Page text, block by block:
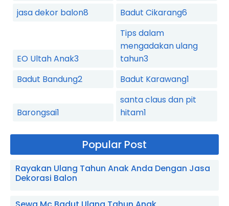
jasa dekor balon8 Badut Cikarang6
EO Ultah Anak3
Tips dalam
mengadakan ulang
tahun3
Badut Bandung2 Badut Karawang1
Barongsai1
santa claus dan pit
hitam1
Popular Post
Rayakan Ulang Tahun Anak Anda Dengan Jasa
Dekorasi Balon